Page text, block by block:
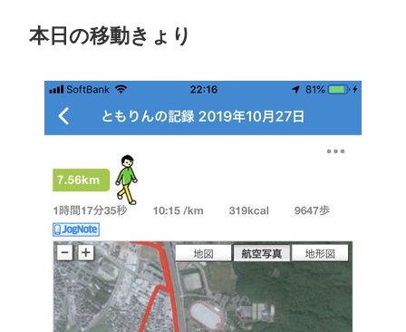
本日の移動きょり